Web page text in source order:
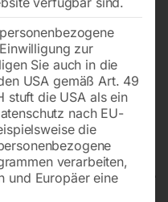
zur
Sie auch in die
USA gemäß Art. 49
stuft die USA als ein
nach EU-
die
verarbeiten,
und Europäer eine